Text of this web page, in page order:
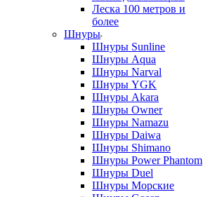
Леска 100 метров и
более
Шнуры
Шнуры Sunline
Шнуры Aqua
Шнуры Narval
Шнуры YGK
Шнуры Akara
Шнуры Owner
Шнуры Namazu
Шнуры Daiwa
Шнуры Shimano
Шнуры Power Phantom
Шнуры Duel
Шнуры Морские